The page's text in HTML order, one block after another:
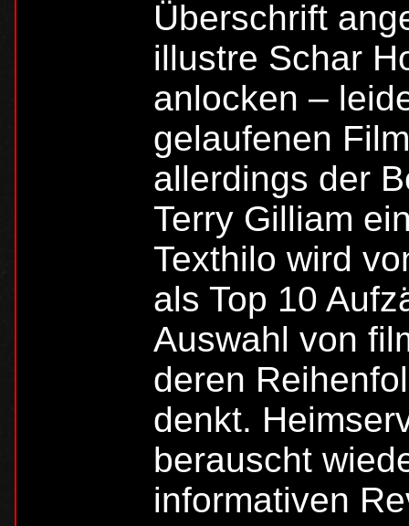
Überschrift
illustre Schar
anlocken –
gelaufenen
allerdings der
Terry Gilliam
Texthilo wird
als Top 10
Auswahl von
deren
denkt.
berauscht
informativen